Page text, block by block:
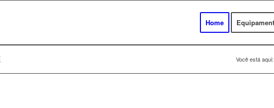
Home
Você está aqui: